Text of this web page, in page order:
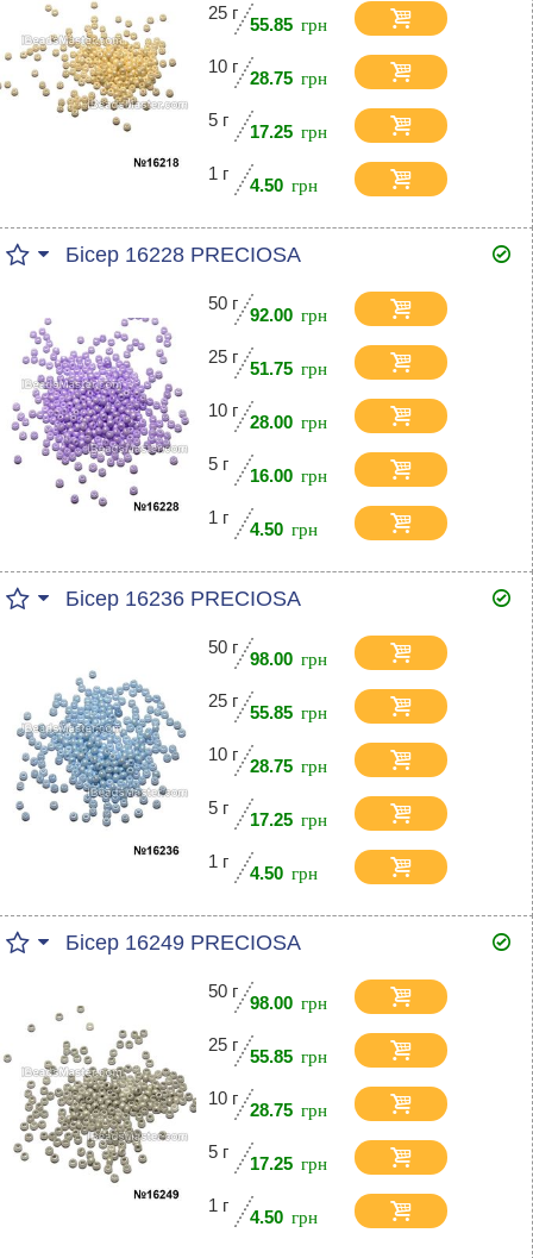
25 г
55.85
10 г
28.75
5 г
17.25
1 г
4.50
Бісер 16228 PRECIOSA
50 г
92.00
25 г
51.75
10 г
28.00
5 г
16.00
1 г
4.50
Бісер 16236 PRECIOSA
50 г
98.00
25 г
55.85
10 г
28.75
5 г
17.25
1 г
4.50
Бісер 16249 PRECIOSA
50 г
98.00
25 г
55.85
10 г
28.75
5 г
17.25
1 г
4.50